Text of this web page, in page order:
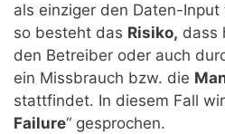
als einziger den Daten-
so besteht das Risiko, dass
den Betreiber oder auch
ein Missbrauch bzw. die
stattfindet. In diesem Fall
Failure“ gesprochen.